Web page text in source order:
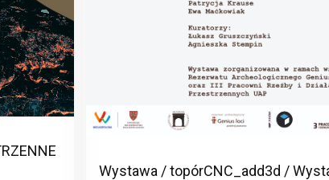
Wystawa / topórCNC_add3d /